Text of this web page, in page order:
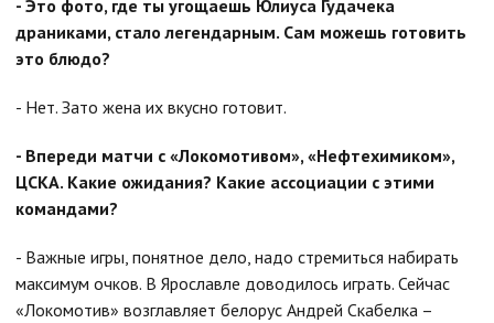
- Это фото, где ты угощаешь Юлиуса Гудачека
драниками, стало легендарным. Сам можешь готовить
это блюдо?
- Нет. Зато жена их вкусно готовит.
- Впереди матчи с «Локомотивом», «Нефтехимиком»,
ЦСКА. Какие ожидания? Какие ассоциации с этими
командами?
- Важные игры, понятное дело, надо стремиться набирать
максимум очков. В Ярославле доводилось играть. Сейчас
«Локомотив» возглавляет белорус Андрей Скабелка –